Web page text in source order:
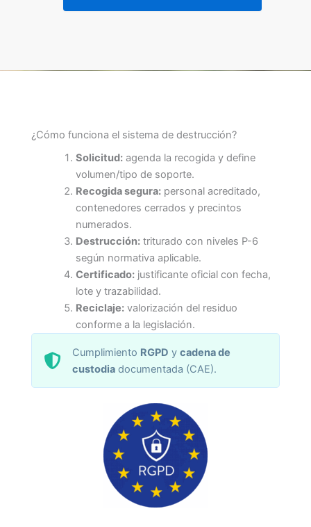
¿Cómo funciona el sistema de destrucción?
Solicitud:agenda la recogida y define
volumen/tipo de soporte.
Recogida segura:personal acreditado,
contenedores cerrados y precintos
numerados.
Destrucción:triturado con niveles P-6
según normativa aplicable.
Certificado:justificante oficial con fecha,
lote y trazabilidad.
Reciclaje:valorización del residuo
conforme a la legislación.
Cumplimiento RGPD ycadena de
custodia documentada (CAE).